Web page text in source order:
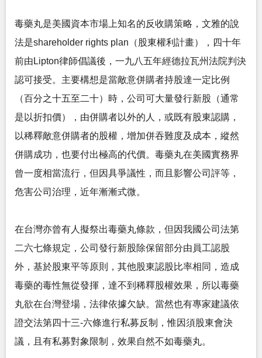
毒藥丸是美國資本市場上知名的反收購策略，文雅的說
法是shareholder rights plan（股東權利計畫），四十年
前由Lipton律師倡議後，一九八五年經德拉瓦州法院判決
認可接受。主要構想是當敵意併購者持股達一定比例
（百分之十五至二十）時，公司可大量發行新股（通常
是以折扣價），由併購者以外的人，或既有股東認購，
以稀釋敵意併購者的股權，增加併吞難度及成本，縱然
併購成功，也要付出極高的代價。毒藥丸在美國實務界
曾一度相當流行，但因具爭議性，而且影響公司評等，
危害公司治理，近年漸漸式微。
在台灣亦曾有人擬祭出毒藥丸條款，但因我國公司法第
二六七條規定，公司發行新股除保留部分由員工認股
外，基於股東平等原則，其他股東認股比率相同，造成
毒藥的毒性無從發揮，達不到稀釋股權效果，所以毒藥
丸欲在台灣登場，法律依據欠缺。當然也有專家建議依
證交法第四十三-六條進行私募反制，惟因須股東會決
議，且有私募對象限制，效果自然不如毒藥丸。